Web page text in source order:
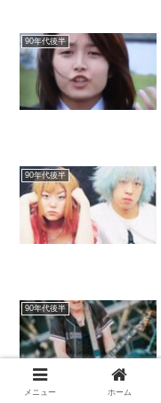
90年代後半
90年代後半
90年代後半
メニュー ホーム